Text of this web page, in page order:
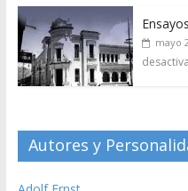
mayo
Autores y